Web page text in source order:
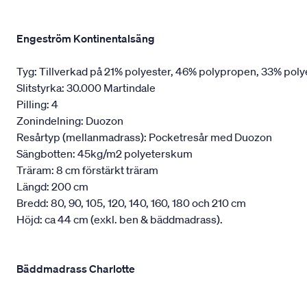
Engeström Kontinentalsäng
Tyg: Tillverkad på 21% polyester, 46% polypropen, 33%
Slitstyrka: 30.000 Martindale
Pilling: 4
Zonindelning: Duozon
Resårtyp (mellanmadrass): Pocketresår med Duozon
Sängbotten: 45kg/m2 polyeterskum
Träram: 8 cm förstärkt träram
Längd: 200 cm
Bredd: 80, 90, 105, 120, 140, 160, 180 och 210 cm
Höjd: ca 44 cm (exkl. ben & bäddmadrass).
Bäddmadrass Charlotte